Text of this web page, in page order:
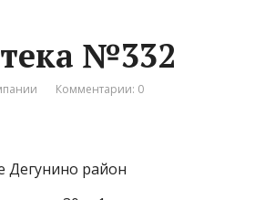
№332
Комментарии: 0
Дегунино район